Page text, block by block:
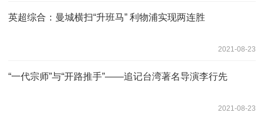
英超综合：曼城横扫“升班马” 利物浦实现两连胜
2021-08-23
“一代宗师”与“开路推手”——追记台湾著名导演李行先
2021-08-23